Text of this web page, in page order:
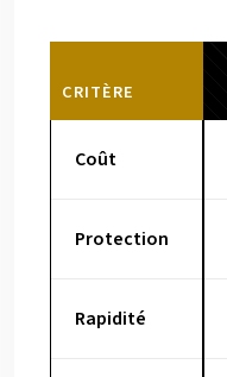
CRITÈRE
Coût
Protection
Rapidité